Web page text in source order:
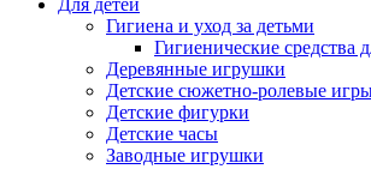
Для детей
Гигиена и уход за детьми
Гигиенические средства
Деревянные игрушки
Детские сюжетно-ролевые
Детские фигурки
Детские часы
Заводные игрушки